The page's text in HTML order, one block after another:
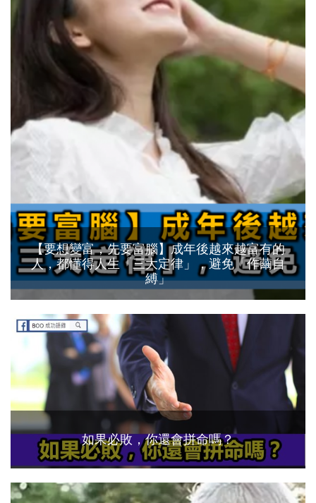
【要想變富，先要富腦】成年後越來越富有的
人，都懂得人生「三大定律」，避免「作繭自
縛」
如果必敗，你還會拼命嗎？